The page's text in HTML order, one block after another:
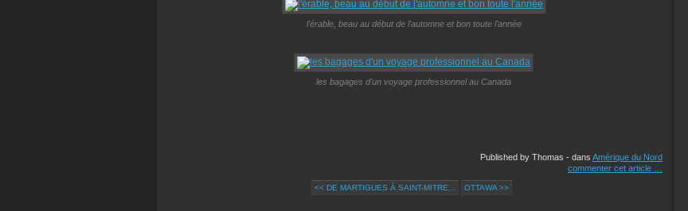
l'érable, beau au début de l'automne et bon toute l'année
les bagages d'un voyage professionnel au Canada
Published by Thomas - dans Amérique du Nord
commenter cet article
<< DE MARTIGUES À SAINT-MITRE... OTTAWA >>